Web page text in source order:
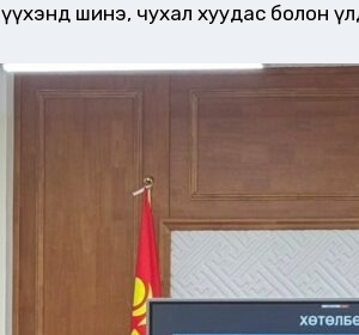
шинэ, чухал хуудас болон